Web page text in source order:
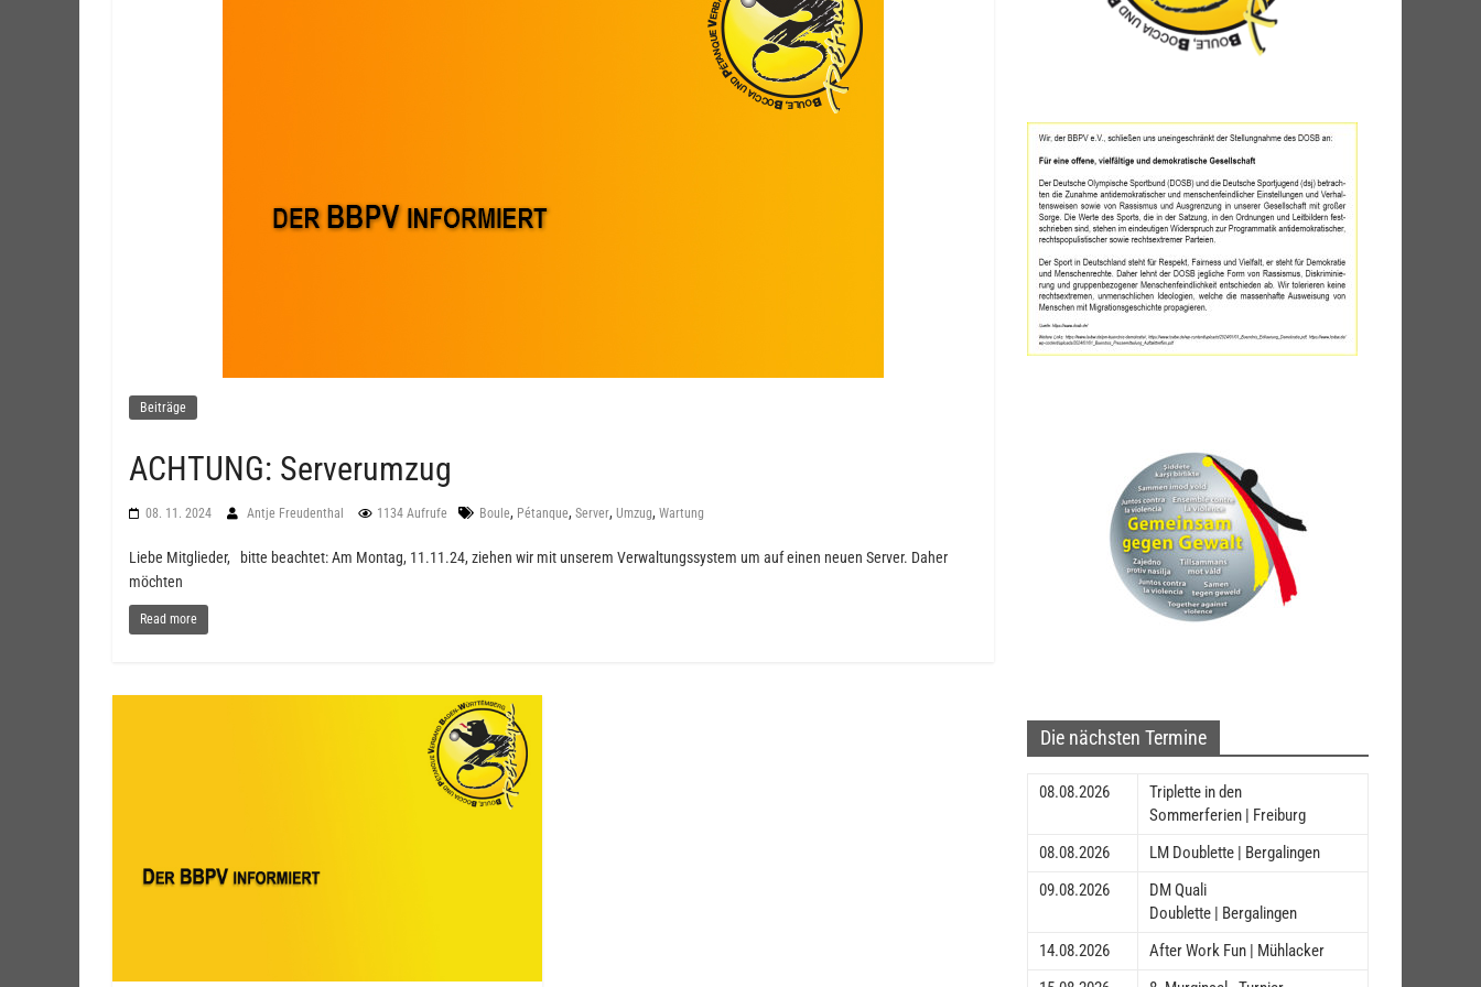
Beiträge
ACHTUNG: Serverumzug
08. 11. 2024 Antje Freudenthal 1134 Aufrufe Boule, Pétanque, Server, Umzug, Wartung
Liebe Mitglieder, bitte beachtet: Am Montag, 11.11.24, ziehen wir mit unserem Verwaltungssystem um auf einen neuen Server. Daher
möchten
Read more
Die nächsten Termine
08.08.2026
Triplette in den
Sommerferien | Freiburg
08.08.2026
LM Doublette | Bergalingen
09.08.2026
DM Quali
Doublette | Bergalingen
14.08.2026
After Work Fun | Mühlacker